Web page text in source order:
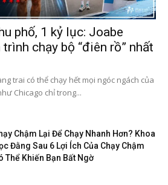
phố, 1 kỷ lục: Joabe
chạy bộ “điên rồ” nhất
trai có thể chạy hết mọi ngóc ngách của
Chicago chỉ trong...
Chậm Lại Để Chạy Nhanh Hơn? Khoa
Đằng Sau 6 Lợi Ích Của Chạy Chậm
Thể Khiến Bạn Bất Ngờ